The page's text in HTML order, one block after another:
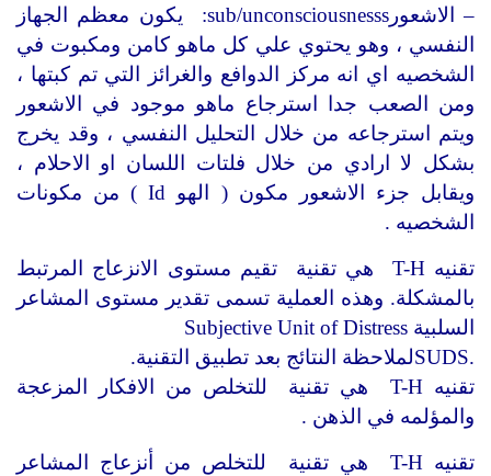
– الاشعورsub/unconsciousnesss: يكون معظم الجهاز
النفسي ، وهو يحتوي علي كل ماهو كامن ومكبوت في
الشخصيه اي انه مركز الدوافع والغرائز التي تم كبتها ،
ومن الصعب جدا استرجاع ماهو موجود في الاشعور
ويتم استرجاعه من خلال التحليل النفسي ، وقد يخرج
بشكل لا ارادي من خلال فلتات اللسان او الاحلام ،
ويقابل جزء الاشعور مكون ( الهو Id ) من مكونات
الشخصيه .
تقنيه T-H هي تقنية تقيم مستوى الانزعاج المرتبط
بالمشكلة. وهذه العملية تسمى تقدير مستوى المشاعر
السلبية Subjective Unit of Distress
.SUDSلملاحظة النتائج بعد تطبيق التقنية.
تقنيه T-H هي تقنية للتخلص من الافكار المزعجة
والمؤلمه في الذهن .
تقنيه T-H هي تقنية للتخلص من أنزعاج المشاعر